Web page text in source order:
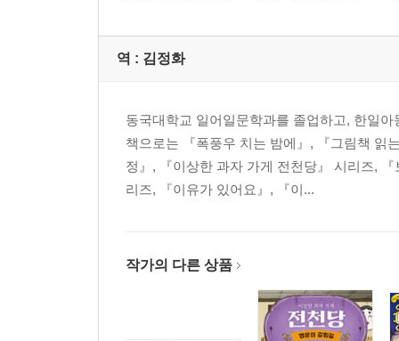
역 : 김정화
동국대학교 일어일문학과를 졸업하고, 한일
책으로는 『폭풍우 치는 밤에』, 『그림책 읽
정』, 『이상한 과자 가게 전천당』 시리즈,
리즈, 『이유가 있어요』, 『이...
작가의 다른 상품